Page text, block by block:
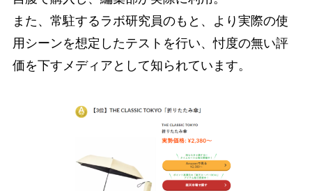
また、常駐するラボ研究員のもと、より実際の使
用シーンを想定したテストを行い、忖度の無い評
価を下すメディアとして知られています。